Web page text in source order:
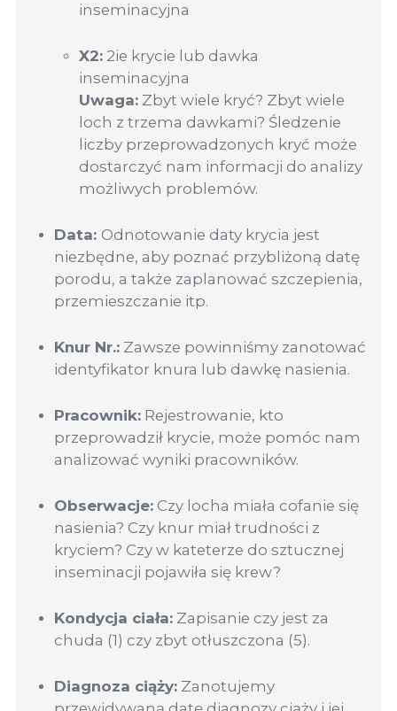
inseminacyjna
X2: 2ie krycie lub dawka
inseminacyjna
Uwaga: Zbyt wiele kryć? Zbyt wiele
loch z trzema dawkami? Śledzenie
liczby przeprowadzonych kryć może
dostarczyć nam informacji do analizy
możliwych problemów.
Data: Odnotowanie daty krycia jest
niezbędne, aby poznać przybliżoną datę
porodu, a także zaplanować szczepienia,
przemieszczanie itp.
Knur Nr.: Zawsze powinniśmy zanotować
identyfikator knura lub dawkę nasienia.
Pracownik: Rejestrowanie, kto
przeprowadził krycie, może pomóc nam
analizować wyniki pracowników.
Obserwacje: Czy locha miała cofanie się
nasienia? Czy knur miał trudności z
kryciem? Czy w kateterze do sztucznej
inseminacji pojawiła się krew?
Kondycja ciała: Zapisanie czy jest za
chuda (1) czy zbyt otłuszczona (5).
Diagnoza ciąży: Zanotujemy